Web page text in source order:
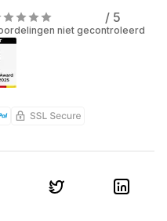
/ 5
niet gecontroleerd